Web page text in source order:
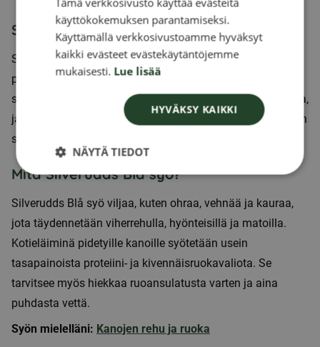
Silverudds Sininen jakelu
Silverudds Blå on peräisin Ruotsista, ja sitä esiintyy
pääasiassa ruotsalaisissa harrastajakasvattajissa ja
suojelukarjoissa. Rotu on harvinainen Ruotsin ulkopuolella,
ja sitä käytetään pääasiassa ruotsalaisten maatiaisrotujen
säilyttämiseen.
Mitä Silverudds Blå syö?
Silverudds Blå syö viljaa, kuten ohraa, vehnää ja kauraa,
jota täydennetään viherrehulla, hyönteisillä ja matoilla.
Kotieläiminä pidetyille kanoille syötetään usein
tasapainoista proteiini- ja kivennäisruokavaliota. Se
tarvitsee myös hiekkaa ruoansulatusta varten ja aina
puhdasta vettä.
Syön mielelläni: Kanojen rehu ja ruoka
FINNISH
DANISH
NORWEGIAN
käyttökokemuksen parantamiseksi.
Käyttämällä verkkosivustoamme hyväksyt
kaikki evästeet evästekäytäntöjemme
mukaisesti. Lue lisää
HYVÄKSY KAIKKI
NÄYTÄ TIEDOT